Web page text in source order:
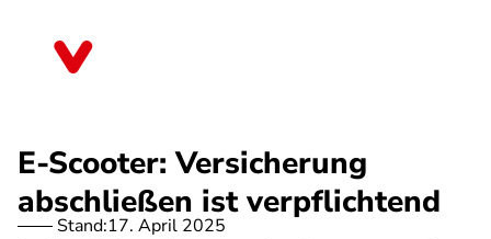
E-Scooter: Versicherung
abschließen ist verpflichtend
Stand:17. April 2025